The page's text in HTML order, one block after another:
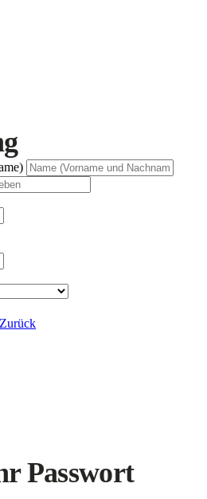
Zurück
Passwort